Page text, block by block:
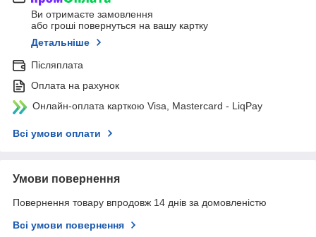
Ви отримаєте замовлення
або гроші повернуться на вашу картку
Детальніше
Післяплата
Оплата на рахунок
Онлайн-оплата карткою Visa, Mastercard - LiqPay
Всі умови оплати
Умови повернення
Повернення товару впродовж 14 днів за домовленістю
Всі умови повернення